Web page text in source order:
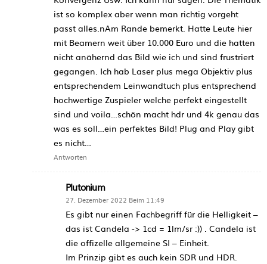
ist so komplex aber wenn man richtig vorgeht
passt alles.nAm Rande bemerkt. Hatte Leute hier
mit Beamern weit über 10.000 Euro und die hatten
nicht anähernd das Bild wie ich und sind frustriert
gegangen. Ich hab Laser plus mega Objektiv plus
entsprechendem Leinwandtuch plus entsprechend
hochwertige Zuspieler welche perfekt eingestellt
sind und voila…schön macht hdr und 4k genau das
was es soll…ein perfektes Bild! Plug and Play gibt
es nicht…
Antworten
Plutonium
27. Dezember 2022 Beim 11:49
Es gibt nur einen Fachbegriff für die Helligkeit –
das ist Candela -> 1cd = 1lm/sr :)) . Candela ist
die offizelle allgemeine SI – Einheit.
Im Prinzip gibt es auch kein SDR und HDR.